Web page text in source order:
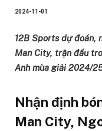
2024-11-01
12B Sports dự đoán,
Man City, trận đấu
Anh mùa giải 2024/
Nhận định
Man City,